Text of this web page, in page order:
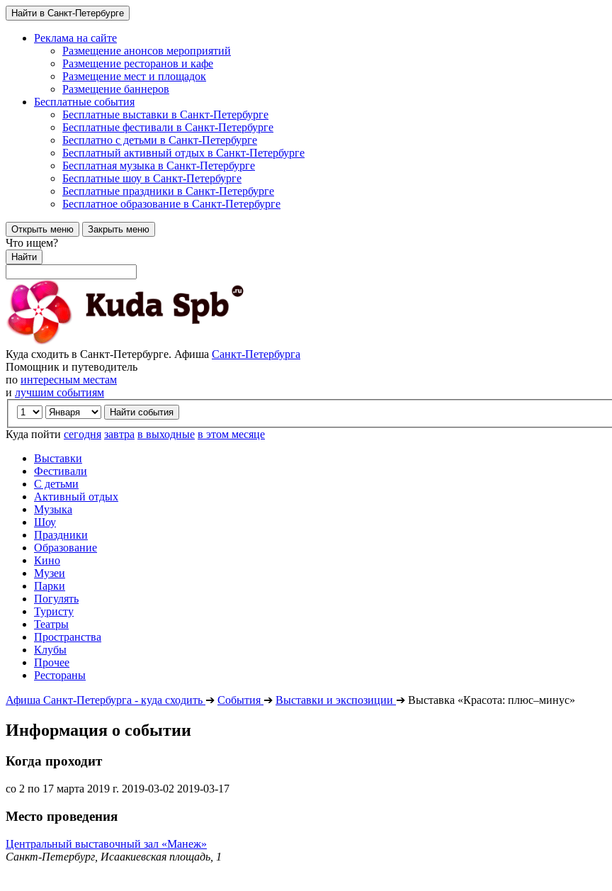
Найти в Санкт-Петербурге
Реклама на сайте
Размещение анонсов мероприятий
Размещение ресторанов и кафе
Размещение мест и площадок
Размещение баннеров
Бесплатные события
Бесплатные выставки в Санкт-Петербурге
Бесплатные фестивали в Санкт-Петербурге
Бесплатно с детьми в Санкт-Петербурге
Бесплатный активный отдых в Санкт-Петербурге
Бесплатная музыка в Санкт-Петербурге
Бесплатные шоу в Санкт-Петербурге
Бесплатные праздники в Санкт-Петербурге
Бесплатное образование в Санкт-Петербурге
Открыть меню Закрыть меню
Что ищем?
Найти
Куда сходить в Санкт-Петербурге. Афиша Санкт-Петербурга
Помощник и путеводитель
по интересным местам
и лучшим событиям
Куда пойти сегодня завтра в выходные в этом месяце
Выставки
Фестивали
С детьми
Активный отдых
Музыка
Шоу
Праздники
Образование
Кино
Музеи
Парки
Погулять
Туристу
Театры
Пространства
Клубы
Прочее
Рестораны
Афиша Санкт-Петербурга - куда сходить ➔ События ➔ Выставки и экспозиции ➔ Выставка «Красота: плюс–минус»
Информация о событии
Когда проходит
со 2 по 17 марта 2019 г. 2019-03-02 2019-03-17
Место проведения
Центральный выставочный зал «Манеж»
Санкт-Петербург, Исаакиевская площадь, 1